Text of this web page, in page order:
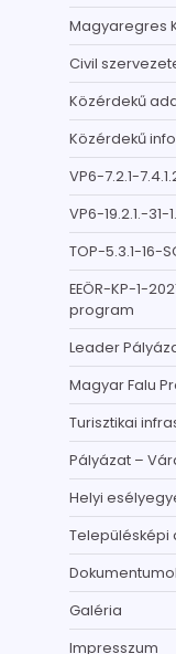
Magyaregres
Civil
Közérdekű
Közérdekű
VP6-7.2.1-
VP6-19.2.1.-31-
TOP-5.3.1-16-
EEÖR-KP-1-
program
Leader
Magyar Falu
Turisztikai
Pályázat –
Helyi
Településképi
Galéria
Impresszum